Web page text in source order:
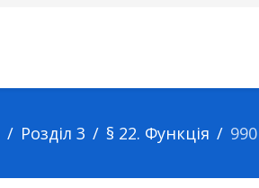
Розділ 3 § 22. Функція 990